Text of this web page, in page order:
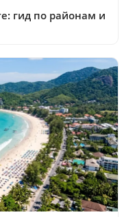
гид по районам и